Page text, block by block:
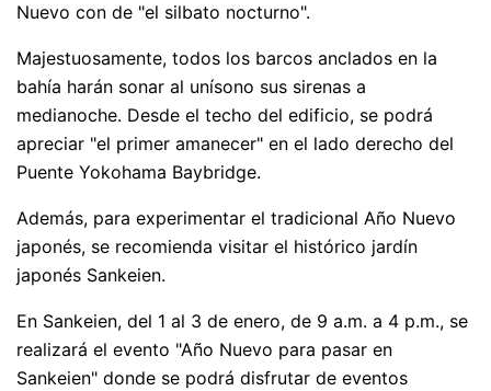
Nuevo con de "el silbato nocturno".
Majestuosamente, todos los barcos anclados en la
bahía harán sonar al unísono sus sirenas a
medianoche. Desde el techo del edificio, se podrá
apreciar "el primer amanecer" en el lado derecho del
Puente Yokohama Baybridge.
Además, para experimentar el tradicional Año Nuevo
japonés, se recomienda visitar el histórico jardín
japonés Sankeien.
En Sankeien, del 1 al 3 de enero, de 9 a.m. a 4 p.m., se
realizará el evento "Año Nuevo para pasar en
Sankeien" donde se podrá disfrutar de eventos